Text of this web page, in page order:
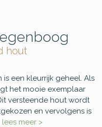
hout
een kleurrijk geheel. Als
het mooie exemplaar
versteende hout wordt
en vervolgens is
lees meer >